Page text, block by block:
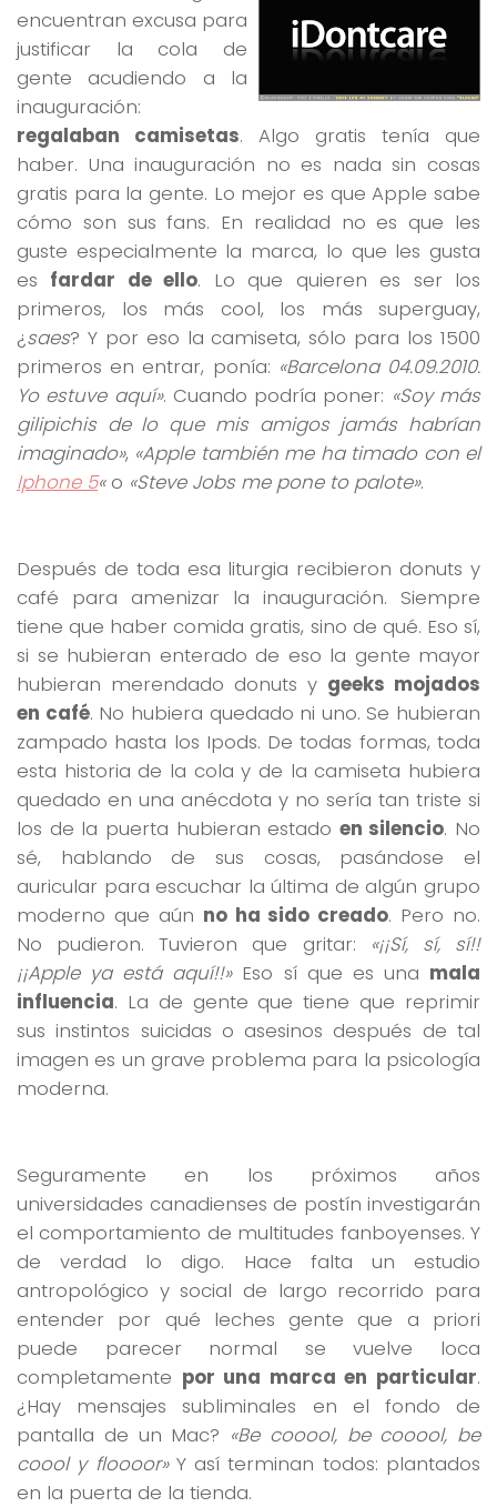
encuentran excusa para
justificar la cola de
gente acudiendo a la
inauguración:
regalaban camisetas. Algo gratis tenía que
haber. Una inauguración no es nada sin cosas
gratis para la gente. Lo mejor es que Apple sabe
cómo son sus fans. En realidad no es que les
guste especialmente la marca, lo que les gusta
es fardar de ello. Lo que quieren es ser los
primeros, los más cool, los más superguay,
¿saes? Y por eso la camiseta, sólo para los 1500
primeros en entrar, ponía: «Barcelona 04.09.2010.
Yo estuve aquí». Cuando podría poner: «Soy más
gilipichis de lo que mis amigos jamás habrían
imaginado», «Apple también me ha timado con el
Iphone 5«o «Steve Jobs me pone to palote».
Después de toda esa liturgia recibieron donuts y
café para amenizar la inauguración. Siempre
tiene que haber comida gratis, sino de qué. Eso sí,
si se hubieran enterado de eso la gente mayor
hubieran merendado donuts y geeks mojados
en café. No hubiera quedado ni uno. Se hubieran
zampado hasta los Ipods. De todas formas, toda
esta historia de la cola y de la camiseta hubiera
quedado en una anécdota y no sería tan triste si
los de la puerta hubieran estado en silencio. No
sé, hablando de sus cosas, pasándose el
auricular para escuchar la última de algún grupo
moderno que aún no ha sido creado. Pero no.
No pudieron. Tuvieron que gritar: «¡¡Sí, sí, sí!!
¡¡Apple ya está aquí!!»Eso sí que es una mala
influencia. La de gente que tiene que reprimir
sus instintos suicidas o asesinos después de tal
imagen es un grave problema para la psicología
moderna.
Seguramente en los próximos años
universidades canadienses de postín investigarán
el comportamiento de multitudes fanboyenses. Y
de verdad lo digo. Hace falta un estudio
antropológico y social de largo recorrido para
entender por qué leches gente que a priori
puede parecer normal se vuelve loca
completamente por una marca en particular.
¿Hay mensajes subliminales en el fondo de
pantalla de un Mac? «Be cooool, be cooool, be
coool y floooor»Y así terminan todos: plantados
en la puerta de la tienda.